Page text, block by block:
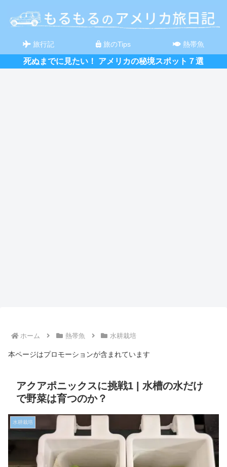
旅行記 旅のTips 熱帯魚
死ぬまでに見たい！ アメリカの秘境スポット７選
ホーム 熱帯魚 水耕栽培
本ページはプロモーションが含まれています
アクアポニックスに挑戦1 | 水槽の水だけ
で野菜は育つのか？
水耕栽培